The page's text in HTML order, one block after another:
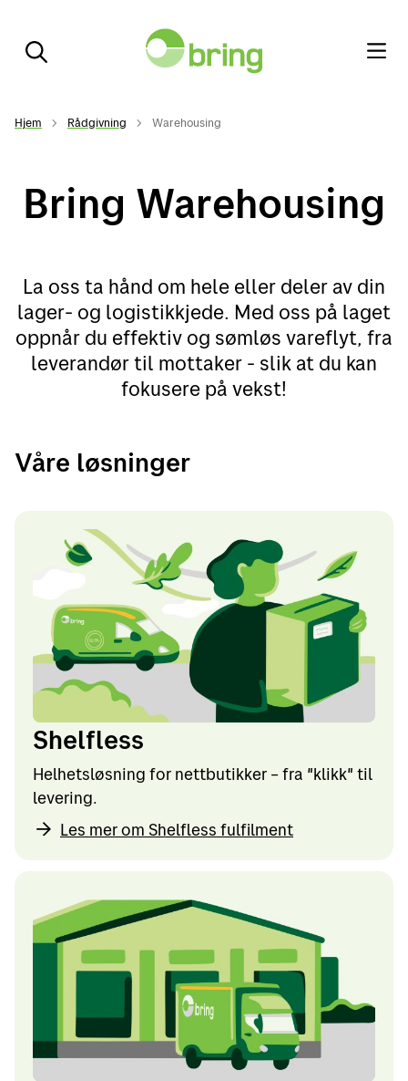
Hjem Rådgivning Warehousing
Bring Warehousing
La oss ta hånd om hele eller deler av din
lager- og logistikkjede. Med oss på laget
oppnår du effektiv og sømløs vareflyt, fra
leverandør til mottaker - slik at du kan
fokusere på vekst!
Våre løsninger
Shelfless
Helhetsløsning for nettbutikker – fra "klikk" til
levering.
Les mer om Shelfless fulfilment